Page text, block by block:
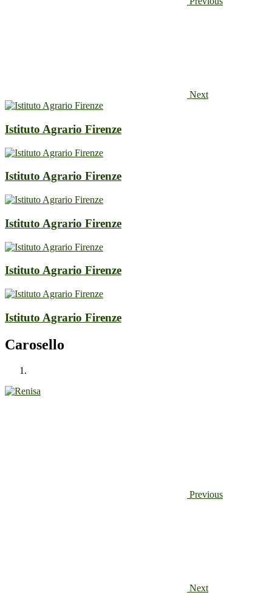
Next
Istituto Agrario Firenze
Istituto Agrario Firenze
Istituto Agrario Firenze
Istituto Agrario Firenze
Istituto Agrario Firenze
Carosello
Previous
Next